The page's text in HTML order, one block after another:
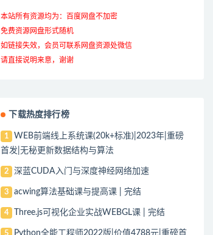
本站所有资源均为：百度网盘不加密
免费资源网盘形式随机
如链接失效，会员可联系网盘资源处微信
请直接说明来意，谢谢
下载热度排行榜
1
WEB前端线上系统课(20k+标准)|2023年|重磅
首发|无秘更新数据结构与算法
2 深蓝CUDA入门与深度神经网络加速
3 acwing算法基础课与提高课 | 完结
4 Three.js可视化企业实战WEBGL课 | 完结
Python全能工程师2022版|价值4788元|重磅首